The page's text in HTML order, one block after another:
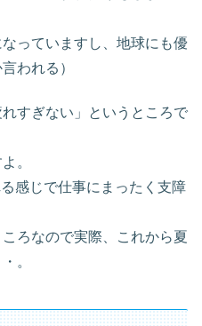
っていますし、地球にも優
われる）
すぎない」というところで
。
感じで仕事にまったく支障
ろなので実際、これから夏
。